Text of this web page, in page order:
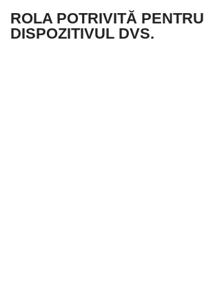
ROLA POTRIVITĂ PENTRU
DISPOZITIVUL DVS.​